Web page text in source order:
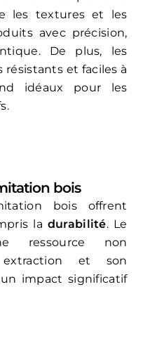
les textures et les
avec précision,
De plus, les
et faciles à
idéaux pour les
bois
bois offrent
la durabilité. Le
ressource non
et son
impact significatif